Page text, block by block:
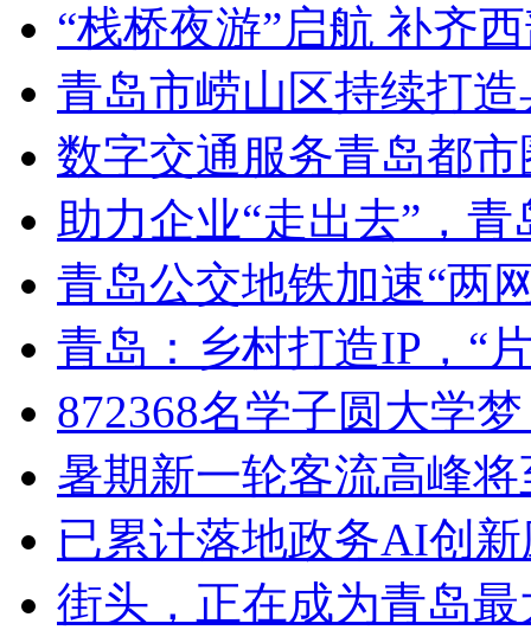
“栈桥夜游”启航 补齐
青岛市崂山区持续打
数字交通服务青岛都
助力企业“走出去”，
青岛公交地铁加速“两
青岛：乡村打造IP，“
872368名学子圆大学
暑期新一轮客流高峰
已累计落地政务AI创
街头，正在成为青岛最